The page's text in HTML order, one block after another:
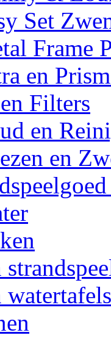
Set
Frame
en
Filters
en
en
watertafels